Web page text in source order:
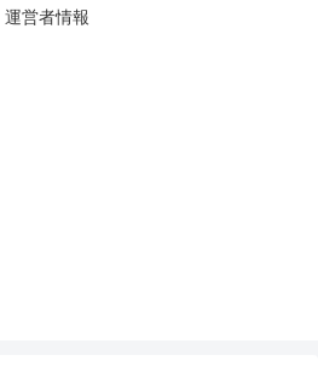
運営者情報